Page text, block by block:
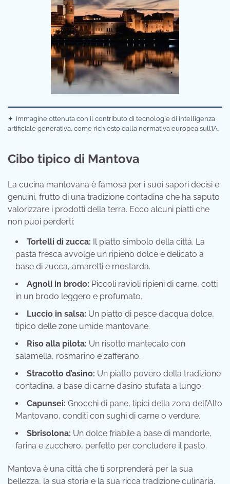
✦ Immagine ottenuta con il contributo di tecnologie di intelligenza
artificiale generativa, come richiesto dalla normativa europea sull’IA.
Cibo tipico di Mantova
La cucina mantovana è famosa per i suoi sapori decisi e
genuini, frutto di una tradizione contadina che ha saputo
valorizzare i prodotti della terra. Ecco alcuni piatti che
non puoi perderti:
Tortelli di zucca: Il piatto simbolo della città. La
pasta fresca avvolge un ripieno dolce e delicato a
base di zucca, amaretti e mostarda.
Agnoli in brodo: Piccoli ravioli ripieni di carne, cotti
in un brodo leggero e profumato.
Luccio in salsa: Un piatto di pesce d’acqua dolce,
tipico delle zone umide mantovane.
Riso alla pilota: Un risotto mantecato con
salamella, rosmarino e zafferano.
Stracotto d’asino: Un piatto povero della tradizione
contadina, a base di carne d’asino stufata a lungo.
Capunsei: Gnocchi di pane, tipici della zona dell’Alto
Mantovano, conditi con sughi di carne o verdure.
Sbrisolona: Un dolce friabile a base di mandorle,
farina e zucchero, perfetto per concludere il pasto.
Mantova è una città che ti sorprenderà per la sua
bellezza, la sua storia e la sua ricca tradizione culinaria.